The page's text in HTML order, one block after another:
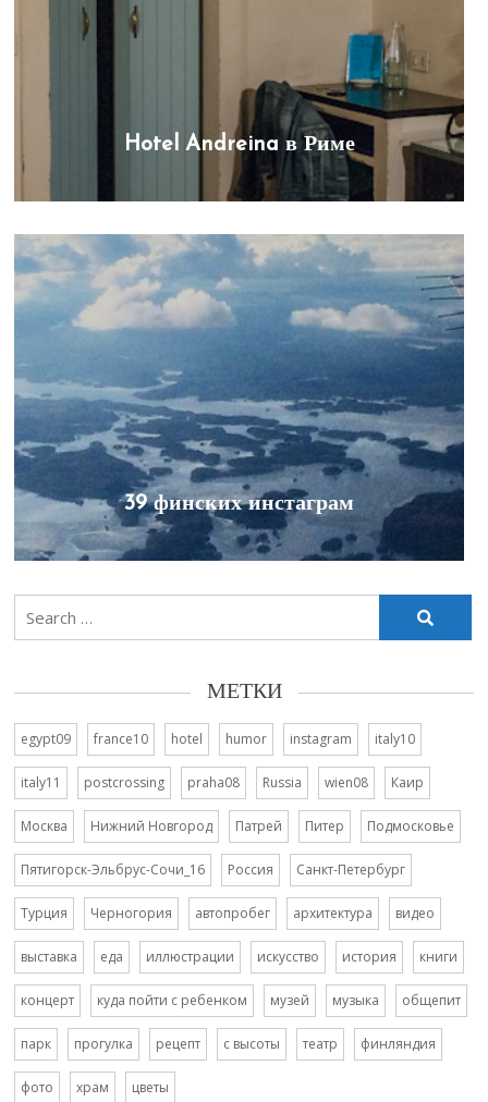
Hotel Andreina в Риме
39 финских инстаграм
Search
for:
МЕТКИ
egypt09 france10 hotel humor instagram italy10
italy11 postcrossing praha08 Russia wien08 Каир
Москва Нижний Новгород Патрей Питер Подмосковье
Пятигорск-Эльбрус-Сочи_16 Россия Санкт-Петербург
Турция Черногория автопробег архитектура видео
выставка еда иллюстрации искусство история книги
концерт куда пойти с ребенком музей музыка общепит
парк прогулка рецепт с высоты театр финляндия
фото храм цветы